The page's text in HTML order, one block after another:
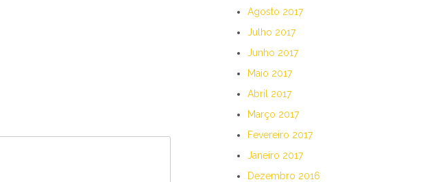
Agosto 2017
Julho 2017
Junho 2017
Maio 2017
Abril 2017
Março 2017
Fevereiro 2017
Janeiro 2017
Dezembro 2016